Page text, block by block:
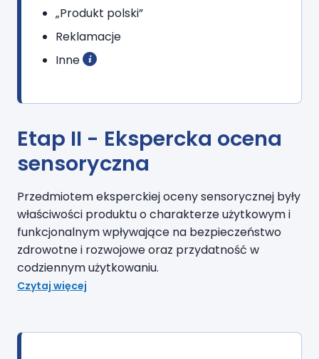
„Produkt polski”
Reklamacje
Inne
Etap II - Ekspercka ocena
sensoryczna
Przedmiotem eksperckiej oceny sensorycznej były
właściwości produktu o charakterzeużytkowym i
funkcjonalnym wpływające na bezpieczeństwo
zdrowotne i rozwojowe oraz przydatność w
codziennym użytkowaniu.
Czytaj więcej